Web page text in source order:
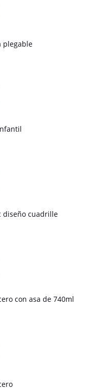
plegable
diseño cuadrille
con asa de 740ml